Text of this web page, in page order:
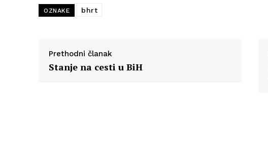
OZNAKE bhrt
Prethodni članak
Stanje na cesti u BiH